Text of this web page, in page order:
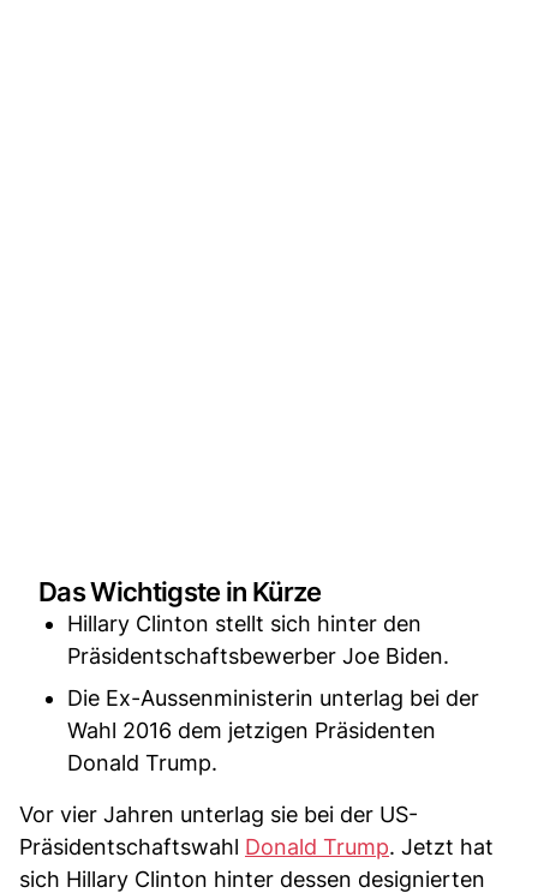
Das Wichtigste in Kürze
Hillary Clinton stellt sich hinter den
Präsidentschaftsbewerber Joe Biden.
Die Ex-Aussenministerin unterlag bei der
Wahl 2016 dem jetzigen Präsidenten
Donald Trump.
Vor vier Jahren unterlag sie bei der US-
Präsidentschaftswahl Donald Trump. Jetzt hat
sich Hillary Clinton hinter dessen designierten